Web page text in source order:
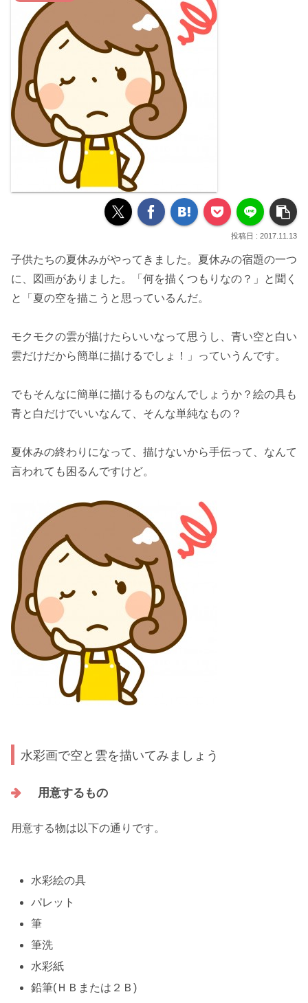
2017.11.13
子供たちの夏休みがやってきました。夏休みの宿題の一つ
に、
図画がありました。
「何を描くつもりなの？」と聞く
と「夏の空を描こうと思っているんだ。
モクモクの雲が描けたらいいなって思うし、青い空と白い
雲だけだから簡単に描けるでしょ！ 」っていうんです。
でもそんなに簡単に描けるものなんでしょうか？絵の具も
青と白だけでいいなんて、そんな単純なもの？
夏休みの終わりになって、描けないから手伝って、なんて
言われても困るんですけど。
水彩画で空と雲を描いてみましょう
用意するもの
用意する物は以下の通りです。
水彩絵の具
パレット
筆
筆洗
水彩紙
鉛筆(ＨＢまたは２Ｂ)